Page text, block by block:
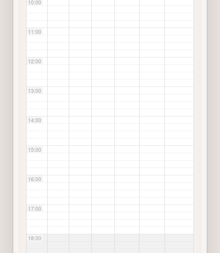
10:00
11:00
12:00
13:00
14:00
15:00
16:00
17:00
18:00